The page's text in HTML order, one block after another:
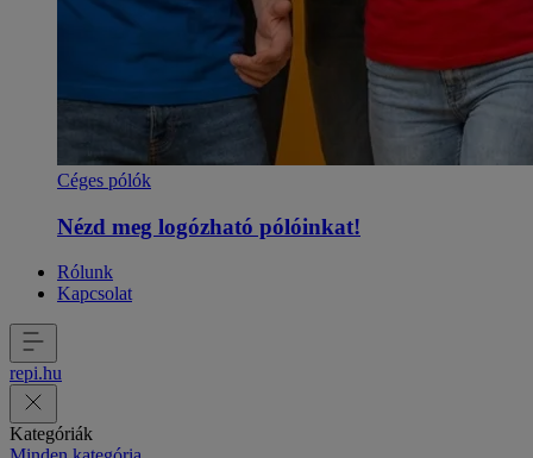
Céges pólók
Nézd meg logózható pólóinkat!
Rólunk
Kapcsolat
repi.hu
Kategóriák